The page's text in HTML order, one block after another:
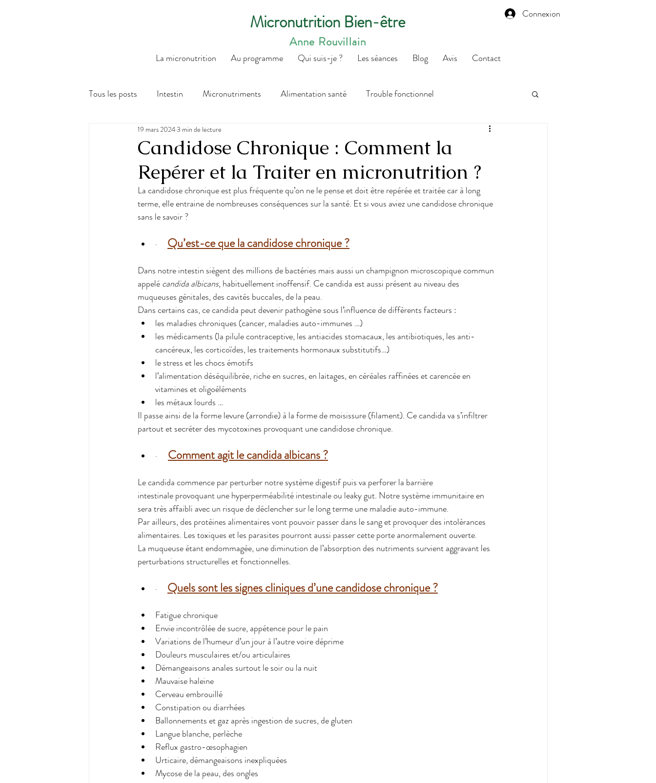
Micronutrition Bien-être Connexion
Anne Rouvillain
La micronutrition Au programme Qui suis-je ? Les séances Blog Avis Contact
Tous les posts Intestin Micronutriments Alimentation santé Trouble fonctionnel
Fonction physiologique BILAN BIOLOGIQUE
Candidose Chronique : Comment la
Repérer et la Traiter en micronutrition ?
19 mars 20243 min de lecture
La candidose chronique est plus fréquente qu’on ne le pense et doit être repérée et traitée car à long
terme, elle entraine de nombreuses conséquences sur la santé. Et si vous aviez une candidose chronique
sans le savoir ?
· Qu’est-ce que la candidose chronique ?
Dans notre intestin siègent des millions de bactéries mais aussi un champignon microscopique commun
appelé candida albicans, habituellement inoffensif. Ce candida est aussi présent au niveau des
muqueuses génitales, des cavités buccales, de la peau.
Dans certains cas, ce candida peut devenir pathogène sous l’influence de différents facteurs :
les maladies chroniques (cancer, maladies auto-immunes …)
les médicaments (la pilule contraceptive, les antiacides stomacaux, les antibiotiques, les anti-
cancéreux, les corticoïdes, les traitements hormonaux substitutifs…)
le stress et les chocs émotifs
l’alimentation déséquilibrée, riche en sucres, en laitages, en céréales raffinées et carencée en
vitamines et oligoéléments
les métaux lourds …
Il passe ainsi de la forme levure (arrondie) à la forme de moisissure (filament). Ce candida va s’infiltrer
partout et secréter des mycotoxines provoquant une candidose chronique.
· Comment agit le candida albicans ?
Le candida commence par perturber notre système digestif puis va perforer la barrière
intestinale provoquant une hyperperméabilité intestinale ou leaky gut. Notre système immunitaire en
sera très affaibli avec un risque de déclencher sur le long terme une maladie auto-immune.
Par ailleurs, des protéines alimentaires vont pouvoir passer dans le sang et provoquer des intolérances
alimentaires. Les toxiques et les parasites pourront aussi passer cette porte anormalement ouverte.
La muqueuse étant endommagée, une diminution de l’absorption des nutriments survient aggravant les
perturbations structurelles et fonctionnelles.
· Quels sont les signes cliniques d’une candidose chronique ?
Fatigue chronique
Envie incontrôlée de sucre, appétence pour le pain
Variations de l’humeur d’un jour à l’autre voire déprime
Douleurs musculaires et/ou articulaires
Démangeaisons anales surtout le soir ou la nuit
Mauvaise haleine
Cerveau embrouillé
Constipation ou diarrhées
Ballonnements et gaz après ingestion de sucres, de gluten
Langue blanche, perlèche
Reflux gastro-œsophagien
Urticaire, démangeaisons inexpliquées
Mycose de la peau, des ongles